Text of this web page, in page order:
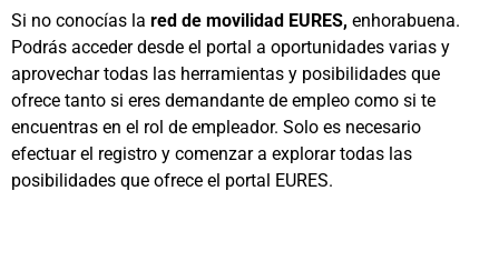
Si no conocías la red de movilidad EURES, enhorabuena.
Podrás acceder desde el portal a oportunidades varias y
aprovechar todas las herramientas y posibilidades que
ofrece tanto si eres demandante de empleo como si te
encuentras en el rol de empleador. Solo es necesario
efectuar el registro y comenzar a explorar todas las
posibilidades que ofrece el portal EURES.